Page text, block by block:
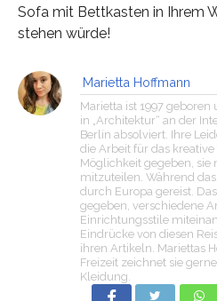
Sofa mit Bettkasten in Ihrem
stehen würde!
Marietta Hoffmann
Marietta ist 1997
in „Architektur“ an der
Berlin absolviert. Ihre
die Arbeit für das
Möglichkeit gegeben, sie
mitzuteilen. Während
durch Europa gereist.
gegeben, verschiedene
Einrichtungsstile
Eindrücke von diesen
ihren Artikeln. Mariettas
Freizeit zeichnet sie
Kleidung.